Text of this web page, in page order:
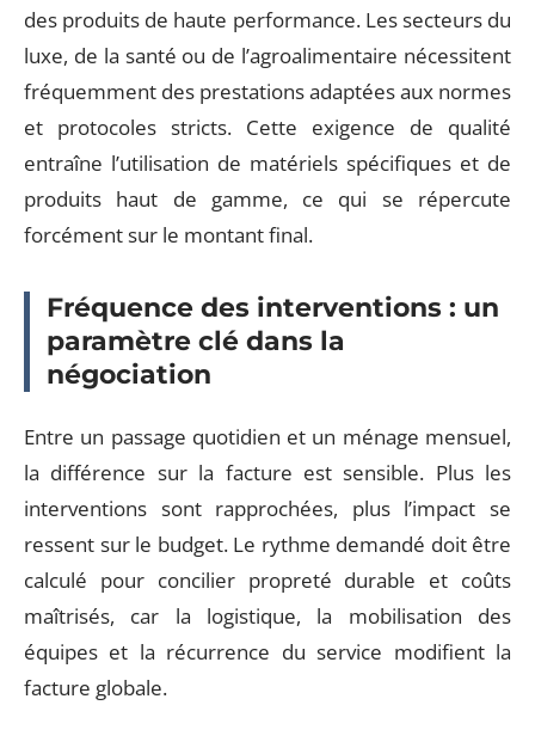
des produits de haute performance. Les secteurs du
luxe, de la santé ou de l’agroalimentaire nécessitent
fréquemment des prestations adaptées aux normes
et protocoles stricts. Cette exigence de qualité
entraîne l’utilisation de matériels spécifiques et de
produits haut de gamme, ce qui se répercute
forcément sur le montant final.
Fréquence des interventions : un
paramètre clé dans la
négociation
Entre un passage quotidien et un ménage mensuel,
la différence sur la facture est sensible. Plus les
interventions sont rapprochées, plus l’impact se
ressent sur le budget. Le rythme demandé doit être
calculé pour concilier propreté durable et coûts
maîtrisés, car la logistique, la mobilisation des
équipes et la récurrence du service modifient la
facture globale.